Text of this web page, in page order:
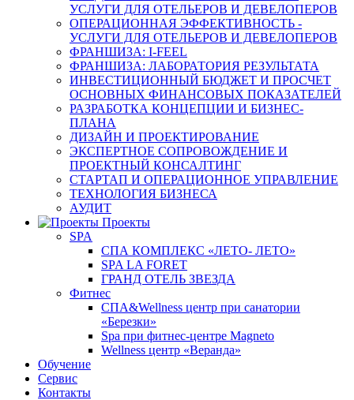
УСЛУГИ ДЛЯ ОТЕЛЬЕРОВ И ДЕВЕЛОПЕРОВ
ОПЕРАЦИОННАЯ ЭФФЕКТИВНОСТЬ -
УСЛУГИ ДЛЯ ОТЕЛЬЕРОВ И ДЕВЕЛОПЕРОВ
ФРАНШИЗА: I-FEEL
ФРАНШИЗА: ЛАБОРАТОРИЯ РЕЗУЛЬТАТА
ИНВЕСТИЦИОННЫЙ БЮДЖЕТ И ПРОСЧЕТ
ОСНОВНЫХ ФИНАНСОВЫХ ПОКАЗАТЕЛЕЙ
РАЗРАБОТКА КОНЦЕПЦИИ И БИЗНЕС-
ПЛАНА
ДИЗАЙН И ПРОЕКТИРОВАНИЕ
ЭКСПЕРТНОЕ СОПРОВОЖДЕНИЕ И
ПРОЕКТНЫЙ КОНСАЛТИНГ
СТАРТАП И ОПЕРАЦИОННОЕ УПРАВЛЕНИЕ
ТЕХНОЛОГИЯ БИЗНЕСА
АУДИТ
Проекты
SPA
СПА КОМПЛЕКС «ЛЕТО- ЛЕТО»
SPA LA FORET
ГРАНД ОТЕЛЬ ЗВЕЗДА
Фитнес
СПА&Wellness центр при санатории
«Березки»
Spa при фитнес-центре Magneto
Wellness центр «Веранда»
Обучение
Сервис
Контакты